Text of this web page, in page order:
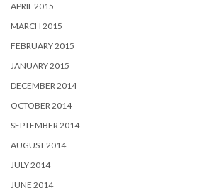
APRIL 2015
MARCH 2015
FEBRUARY 2015
JANUARY 2015
DECEMBER 2014
OCTOBER 2014
SEPTEMBER 2014
AUGUST 2014
JULY 2014
JUNE 2014